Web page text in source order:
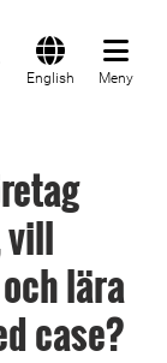
English Meny
vill
lära
case?